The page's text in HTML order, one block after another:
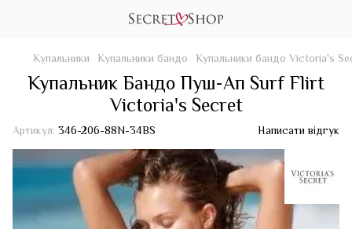
Купальники Купальники бандо Купальники бандо Victoria's
Купальник Бандо Пуш-Ап Surf Flirt
Victoria's Secret
Артикул: 346-206-88N-34BS Написати відгук